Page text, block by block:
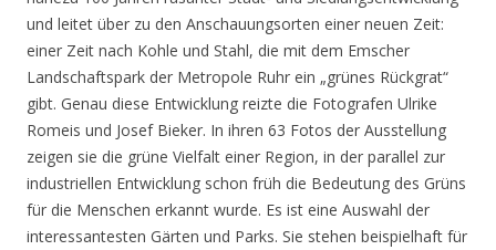
und leitet über zu den Anschauungsorten einer neuen Zeit:
einer Zeit nach Kohle und Stahl, die mit dem Emscher
Landschaftspark der Metropole Ruhr ein „grünes Rückgrat“
gibt. Genau diese Entwicklung reizte die Fotografen Ulrike
Romeis und Josef Bieker. In ihren 63 Fotos der Ausstellung
zeigen sie die grüne Vielfalt einer Region, in der parallel zur
industriellen Entwicklung schon früh die Bedeutung des Grüns
für die Menschen erkannt wurde. Es ist eine Auswahl der
interessantesten Gärten und Parks. Sie stehen beispielhaft für